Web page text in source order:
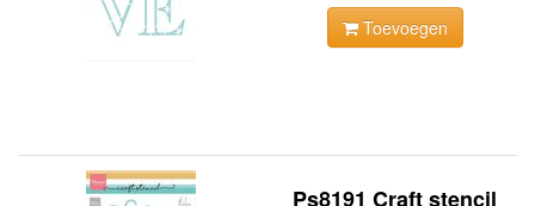
Toevoegen
Ps8191 Craft stencil